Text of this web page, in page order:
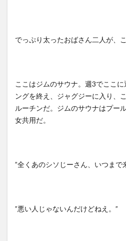
でっぷり太ったおばさん二人が、
ここはジムのサウナ。週3でここ
ングを終え、ジャグジーに入り、
ルーチンだ。ジムのサウナはプー
女共用だ。
”全くあのシソじーさん、いつまで
”悪い人じゃないんだけどねえ。”